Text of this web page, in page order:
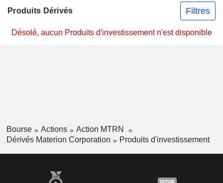
Produits Dérivés Filtres
Désolé, aucun Produits d'investissement n'est disponible
Bourse Actions
Action MTRN
Dérivés Materion Corporation
Produits d'investissement